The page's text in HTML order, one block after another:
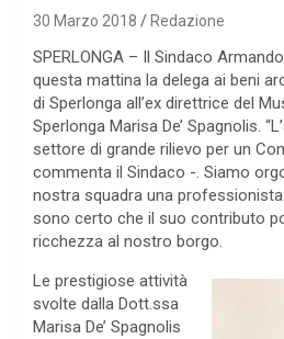
30 Marzo 2018 Redazione
SPERLONGA – Il Sindaco
questa mattina la delega ai beni
di Sperlonga all’ex direttrice del
Sperlonga Marisa De’ Spagnolis.
settore di grande rilievo per un
commenta il Sindaco -. Siamo
nostra squadra una
sono certo che il suo contributo
ricchezza al nostro borgo.
Le prestigiose attività
svolte dalla Dott.ssa
Marisa De’ Spagnolis